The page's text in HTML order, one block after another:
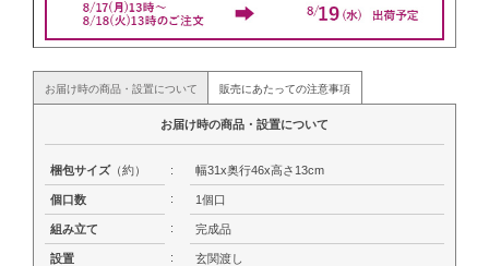
お届け時の商品・設置について 販売にあたっての注意事項
お届け時の商品・設置について
梱包サイズ（約） : 幅31x奥行46x高さ13cm
個口数 : 1個口
組み立て : 完成品
設置 : 玄関渡し